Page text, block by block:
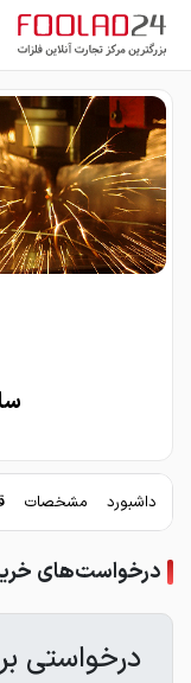
داشبورد مشخصات
درخواست‌های
درخواستی